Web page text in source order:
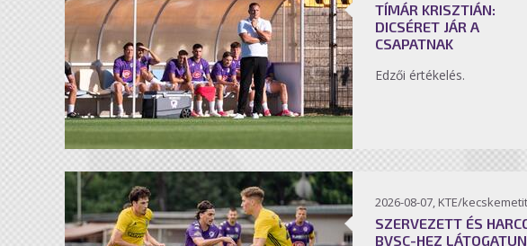
TÍMÁR KRISZTIÁN:
DICSÉRET JÁR A
CSAPATNAK
Edzői értékelés.
2026-08-07, KTE/
SZERVEZETT ÉS
BVSC-HEZ